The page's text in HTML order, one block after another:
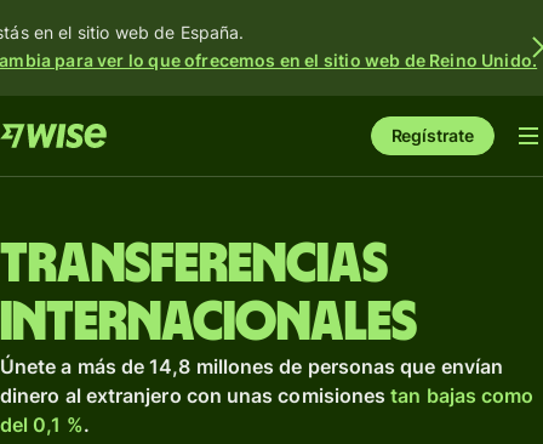
en el sitio web de España.
para ver lo que ofrecemos en el sitio web de Reino Unido.
Regístrate
Transferencias
internacionales
Únete a más de 14,8 millones de personas que envían
dinero al extranjero con unas comisionestan bajas como
del 0,1 %.